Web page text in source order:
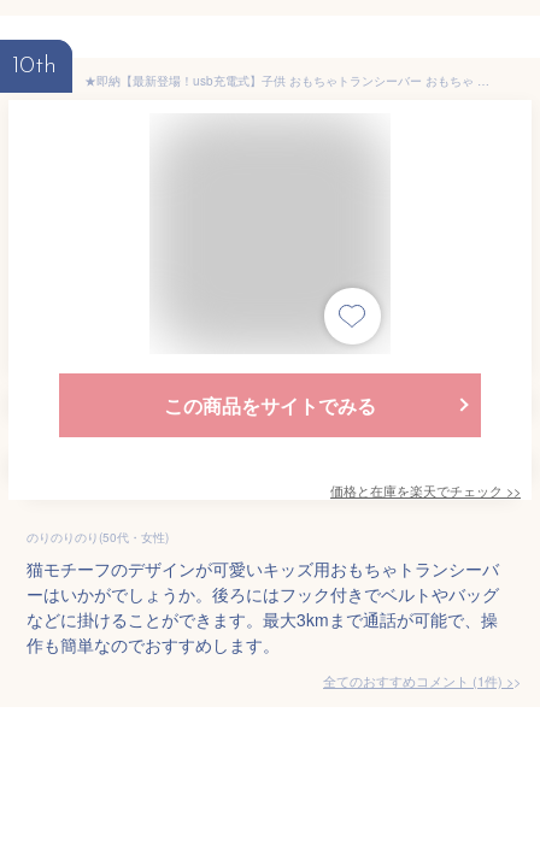
10th
★即納【最新登場！usb充電式】子供 おもちゃトランシーバー おもちゃ 2台セット 子ども知育玩具 知育おもちゃ 小型 usb充電式 最大3km通話同時通話 子ども誕生日プレゼント お歳暮クリスマスプレゼント 小学生 男の子女の子1歳2歳3歳4歳5歳6歳 送料無料
この商品をサイトでみる
価格と在庫を楽天でチェック >>
のりのりのり(50代・女性)
猫モチーフのデザインが可愛いキッズ用おもちゃトランシーバ
ーはいかがでしょうか。後ろにはフック付きでベルトやバッグ
などに掛けることができます。最大3kmまで通話が可能で、操
作も簡単なのでおすすめします。
全てのおすすめコメント (1件) >